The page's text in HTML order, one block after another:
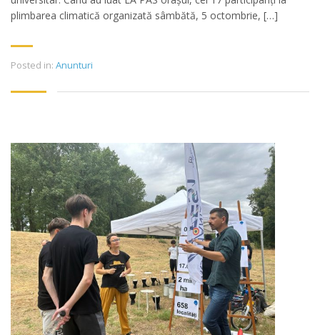
plimbarea climatică organizată sâmbătă, 5 octombrie, […]
Posted in: Anunturi